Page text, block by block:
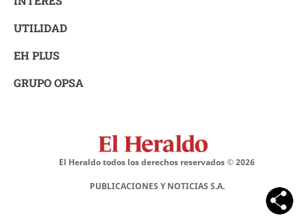
UTILIDAD
EH PLUS
GRUPO OPSA
El Heraldo todos los derechos reservados ©2026
PUBLICACIONES Y NOTICIAS S.A.